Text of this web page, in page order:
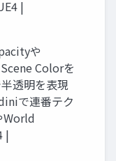
|
や
Colorを
透明を表現
で連番テク
World
|